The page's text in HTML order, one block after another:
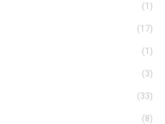
(1)
(17)
(1)
(3)
(33)
(8)